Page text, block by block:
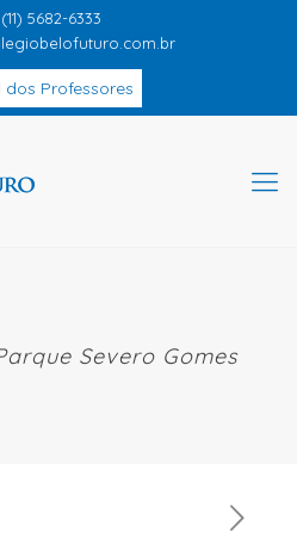
5682-6333
dos Professores
Severo Gomes